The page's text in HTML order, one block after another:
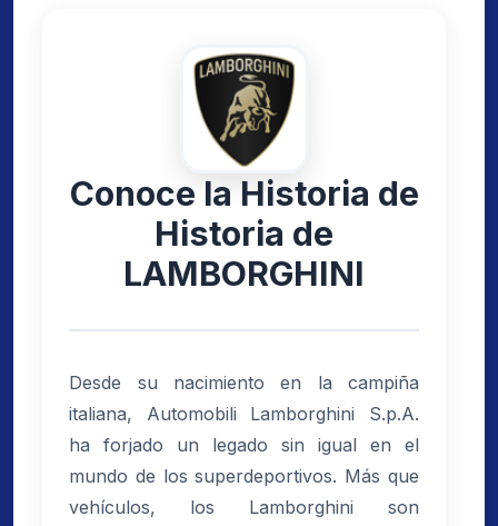
Conoce la Historia de
Historia de
LAMBORGHINI
Desde su nacimiento en la campiña
italiana, Automobili Lamborghini S.p.A.
ha forjado un legado sin igual en el
mundo de los superdeportivos. Más que
vehículos, los Lamborghini son